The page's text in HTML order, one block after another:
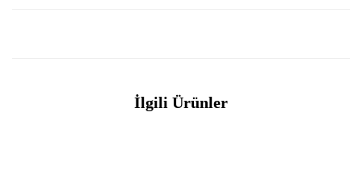
İlgili Ürünler